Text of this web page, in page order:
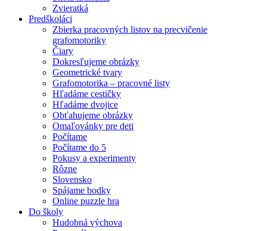
Zvieratká
Predškoláci
Zbierka pracovných listov na precvičenie
grafomotoriky
Čiary
Dokresľujeme obrázky
Geometrické tvary
Grafomotorika – pracovné listy
Hľadáme cestičky
Hľadáme dvojice
Obťahujeme obrázky
Omaľovánky pre deti
Počítame
Počítame do 5
Pokusy a experimenty
Rôzne
Slovensko
Spájame bodky
Online puzzle hra
Do školy
Hudobná výchova